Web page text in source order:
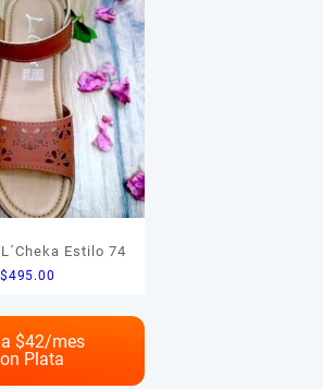
486
Estilo 74
$495.00
$42/mes
Plata